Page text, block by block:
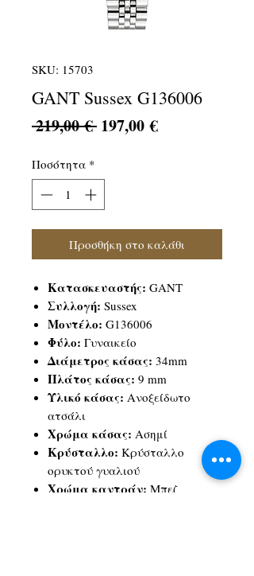
SKU: 15703
GANT Sussex G136006
219,00 € Κανονική
197,00 €Τιμή
Ποσότητα *
Προσθήκη στο καλάθι
Κατασκευαστής: GANT
Συλλογή: Sussex
Μοντέλο: G136006
Φύλο: Γυναικείο
Διάμετρος κάσας: 34mm
Πλάτος κάσας: 9 mm
Υλικό κάσας: Ανοξείδωτο
ατσάλι
Χρώμα κάσας: Ασημί
Κρύσταλλο: Κρύσταλλο
ορυκτού γυαλιού
Χρώμα καντράν: Μπεζ